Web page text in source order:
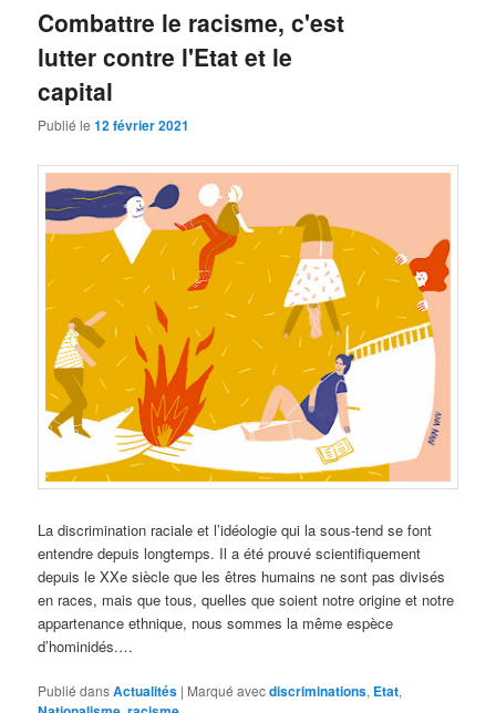
Combattre le racisme, c'est
lutter contre l'Etat et le
capital
Publié le12 février 2021
La discrimination raciale et l’idéologie qui la sous-tend se font
entendre depuis longtemps. Il a été prouvé scientifiquement
depuis le XXe siècle que les êtres humains ne sont pas divisés
en races, mais que tous, quelles que soient notre origine et notre
appartenance ethnique, nous sommes la même espèce
d’hominidés.…
Publié dansActualités | Marqué avecdiscriminations, Etat,